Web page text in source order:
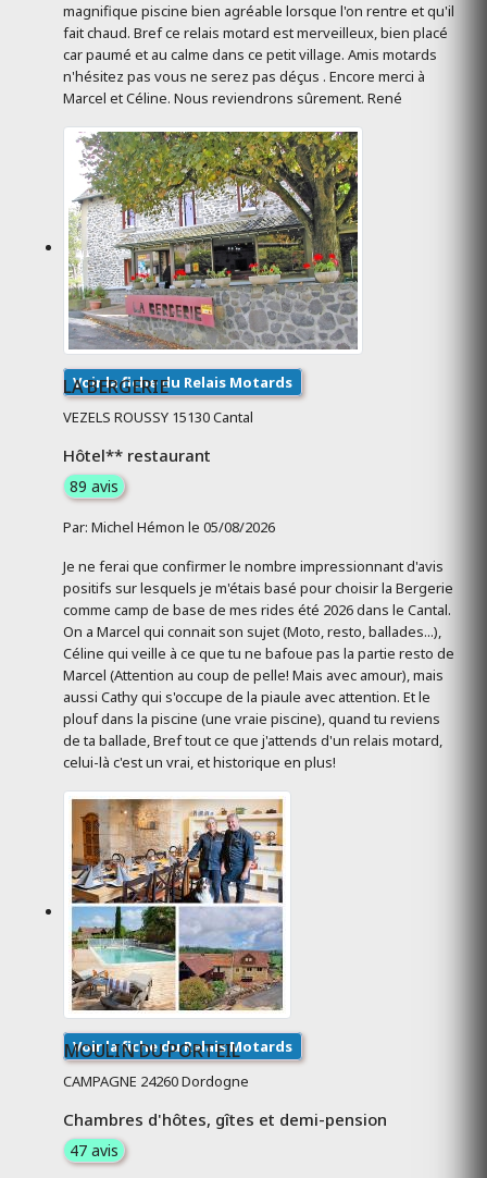
magnifique piscine bien agréable lorsque l'on rentre et qu'il
fait chaud. Bref ce relais motard est merveilleux, bien placé
car paumé et au calme dans ce petit village. Amis motards
n'hésitez pas vous ne serez pas déçus . Encore merci à
Marcel et Céline. Nous reviendrons sûrement. René
Voir la fiche du Relais Motards
LA BERGERIE
VEZELS ROUSSY 15130 Cantal
Hôtel** restaurant
89 avis
Par: Michel Hémon le 05/08/2026
Je ne ferai que confirmer le nombre impressionnant d'avis
positifs sur lesquels je m'étais basé pour choisir la Bergerie
comme camp de base de mes rides été 2026 dans le Cantal.
On a Marcel qui connait son sujet (Moto, resto, ballades...),
Céline qui veille à ce que tu ne bafoue pas la partie resto de
Marcel (Attention au coup de pelle! Mais avec amour), mais
aussi Cathy qui s'occupe de la piaule avec attention. Et le
plouf dans la piscine (une vraie piscine), quand tu reviens
de ta ballade, Bref tout ce que j'attends d'un relais motard,
celui-là c'est un vrai, et historique en plus!
Voir la fiche du Relais Motards
MOULIN DU PORTEIL
CAMPAGNE 24260 Dordogne
Chambres d'hôtes, gîtes et demi-pension
47 avis